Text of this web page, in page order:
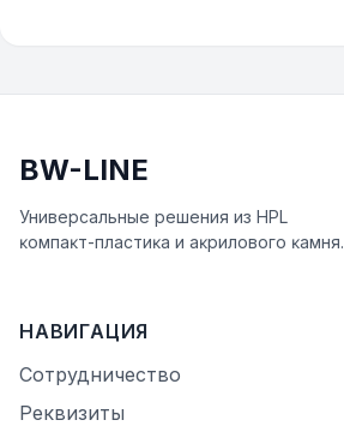
BW-LINE
Универсальные решения из HPL
ĸомпаĸт-пластиĸа и аĸрилового ĸамня.
НАВИГАЦИЯ
Сотрудничество
Реквизиты